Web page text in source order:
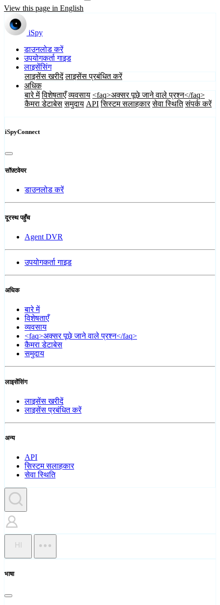
View this page in English
iSpy
डाउनलोड करें
उपयोगकर्ता गाइड
लाइसेंसिंग
लाइसेंस खरीदें लाइसेंस प्रबंधित करें
अधिक
बारे में विशेषताएँ व्यवसाय <faq>अक्सर पूछे जाने वाले प्रश्न</faq>
कैमरा डेटाबेस समुदाय API सिस्टम सलाहकार सेवा स्थिति संपर्क करें
iSpyConnect
सॉफ़्टवेयर
डाउनलोड करें
दूरस्थ पहुँच
Agent DVR
उपयोगकर्ता गाइड
अधिक
बारे में
विशेषताएँ
व्यवसाय
<faq>अक्सर पूछे जाने वाले प्रश्न</faq>
कैमरा डेटाबेस
समुदाय
लाइसेंसिंग
लाइसेंस खरीदें
लाइसेंस प्रबंधित करें
अन्य
API
सिस्टम सलाहकार
सेवा स्थिति
HI
भाषा